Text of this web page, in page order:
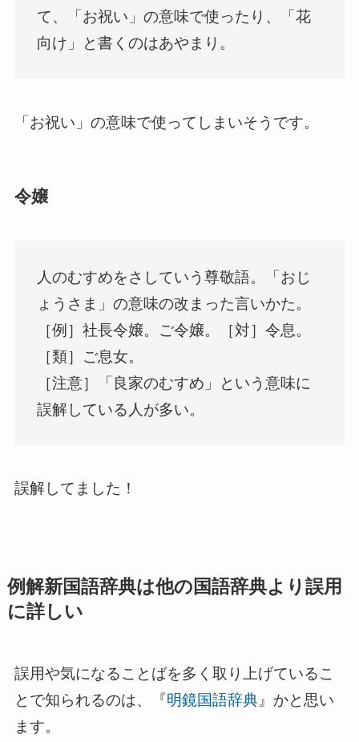
て、「お祝い」の意味で使ったり、「花
向け」と書くのはあやまり。
「お祝い」の意味で使ってしまいそうです。
令嬢
人のむすめをさしていう尊敬語。「おじ
ょうさま」の意味の改まった言いかた。
［例］社長令嬢。ご令嬢。［対］令息。
［類］ご息女。
［注意］「良家のむすめ」という意味に
誤解している人が多い。
誤解してました！
例解新国語辞典は他の国語辞典より誤用
に詳しい
誤用や気になることばを多く取り上げているこ
とで知られるのは、『明鏡国語辞典』かと思い
ます。